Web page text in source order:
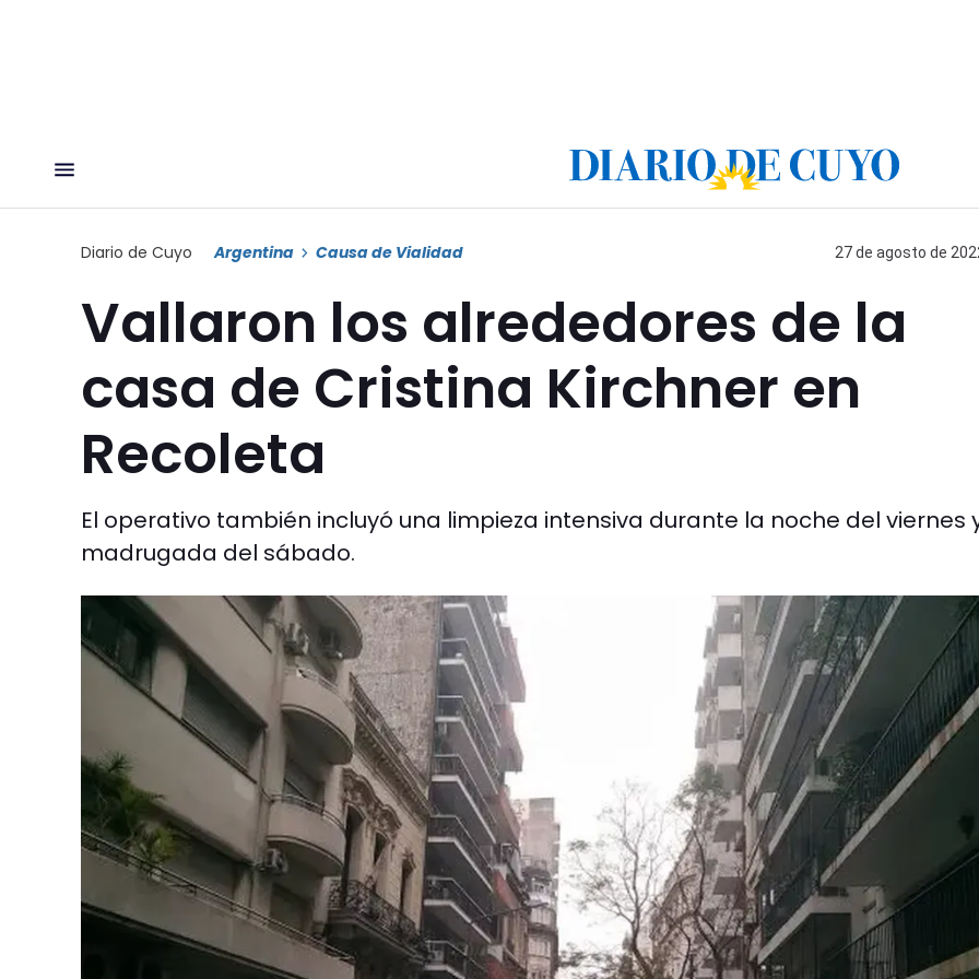
Diario de Cuyo Argentina Causa de Vialidad 27 de agosto de
Vallaron los alrededores de la
casa de Cristina Kirchner en
Recoleta
El operativo también incluyó una limpieza intensiva durante la noche del viernes
madrugada del sábado.